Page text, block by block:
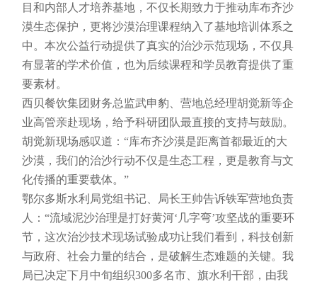
目和内部人才培养基地，不仅长期致力于推动库布齐沙
漠生态保护，更将沙漠治理课程纳入了基地培训体系之
中。本次公益行动提供了真实的治沙示范现场，不仅具
有显著的学术价值，也为后续课程和学员教育提供了重
要素材。
西贝餐饮集团财务总监武申豹、营地总经理胡觉新等企
业高管亲赴现场，给予科研团队最直接的支持与鼓励。
胡觉新现场感叹道：“库布齐沙漠是距离首都最近的大
沙漠，我们的治沙行动不仅是生态工程，更是教育与文
化传播的重要载体。”
鄂尔多斯水利局党组书记、局长王帅告诉铁军营地负责
人：“流域泥沙治理是打好黄河‘几字弯’攻坚战的重要环
节，这次治沙技术现场试验成功让我们看到，科技创新
与政府、社会力量的结合，是破解生态难题的关键。我
局已决定下月中旬组织300多名市、旗水利干部，由我